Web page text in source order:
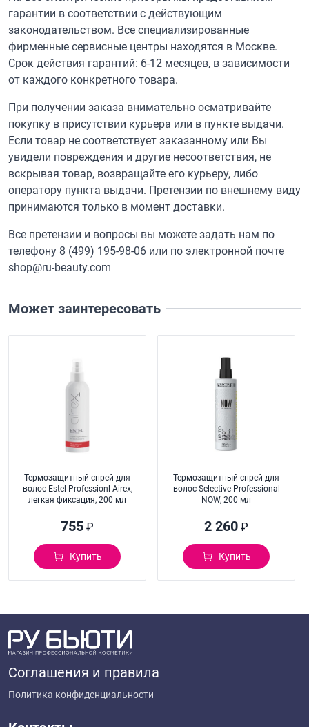
гарантии в соответствии с действующим
законодательством. Все специализированные
фирменные сервисные центры находятся в Москве.
Срок действия гарантий: 6-12 месяцев, в зависимости
от каждого конкретного товара.
При получении заказа внимательно осматривайте
покупку в присутствии курьера или в пункте выдачи.
Если товар не соответствует заказанному или Вы
увидели повреждения и другие несоответствия, не
вскрывая товар, возвращайте его курьеру, либо
оператору пункта выдачи. Претензии по внешнему виду
принимаются только в момент доставки.
Все претензии и вопросы вы можете задать нам по
телефону 8 (499) 195-98-06 или по электронной почте
shop@ru-beauty.com
Может заинтересовать
Термозащитный спрей для
волос Estel Professionl Airex,
легкая фиксация, 200 мл
755 ₽
Купить
Термозащитный спрей для
волос Selective Professional
NOW, 200 мл
2 260 ₽
Купить
Соглашения и правила
Политика конфиденциальности